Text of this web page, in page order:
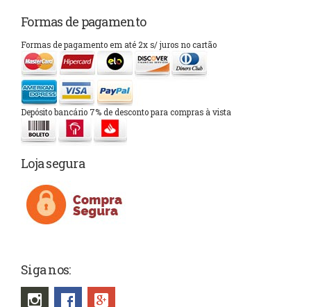
Formas de pagamento
Formas de pagamento em até 2x s/ juros no cartão
Depósito bancário 7% de desconto para compras à vista
Loja segura
Siga nos: